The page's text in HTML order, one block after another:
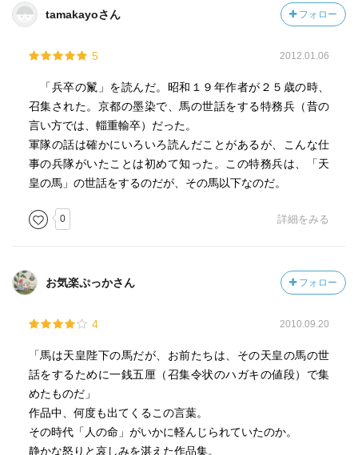
tamakayoさん フォロー
5 2012.01.06
「兵卒の鬣」を読んだ。昭和１９年作者が２５歳の時、
召集された。京都の墨染で、馬の世話をする特務兵（昔の
言い方では、輜重輸卒）だった。
軍隊の話は確かにいろいろ読んだことがあるが、こんな仕
事の兵隊がいたことは初めて知った。この特務兵は、「天
皇の馬」の世話をするのだが、その馬以下なのだ。
0 詳細をみる
お気楽ぷっかさん フォロー
4 2010.09.20
「馬は天皇陛下の馬だが、お前たちは、その天皇の馬の世
話をするために一銭五厘（召集令状のハガキの値段）で集
めたものだ」
作品中、何度も出てくるこの言葉。
その時代「人の命」がいかに軽んじられていたのか。
静かな怒りと哀しみを湛えた作品集。